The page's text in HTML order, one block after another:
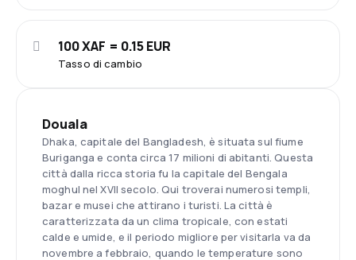
Tasso di cambio
100 XAF = 0.15 EUR
Douala
Dhaka, capitale del Bangladesh, è situata sul fiume
Buriganga e conta circa 17 milioni di abitanti. Questa
città dalla ricca storia fu la capitale del Bengala
moghul nel XVII secolo. Qui troverai numerosi templi,
bazar e musei che attirano i turisti. La città è
caratterizzata da un clima tropicale, con estati
calde e umide, e il periodo migliore per visitarla va da
novembre a febbraio, quando le temperature sono